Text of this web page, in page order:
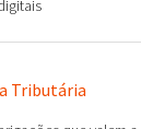
Tributária